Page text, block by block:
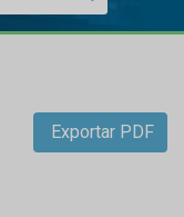
Exportar PDF